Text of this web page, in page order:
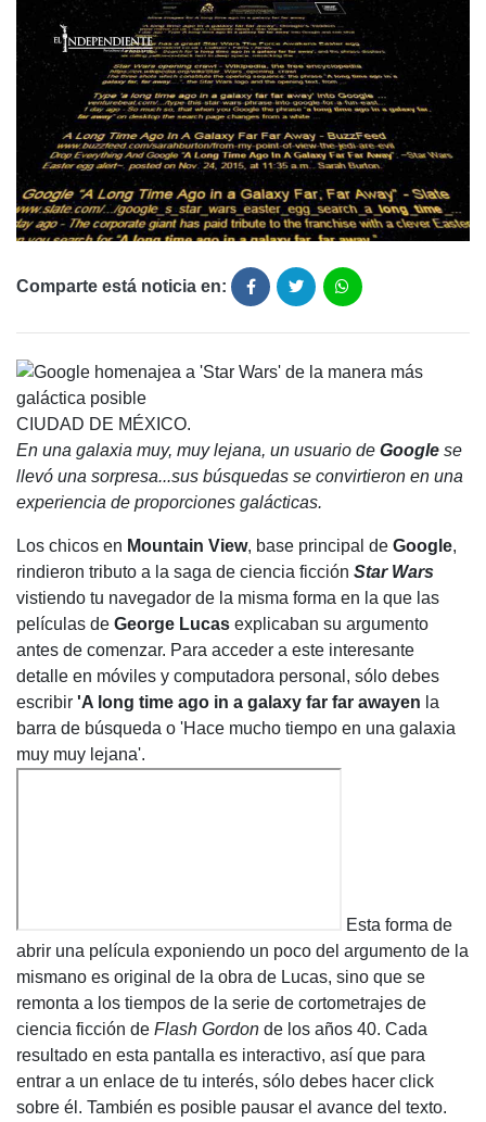
Comparte está noticia en:
CIUDAD DE MÉXICO.
En una galaxia muy, muy lejana, un usuario de Google se
llevó una sorpresa...sus búsquedas se convirtieron en una
experiencia de proporciones galácticas.
Los chicos en Mountain View, base principal de Google,
rindieron tributo a la saga de ciencia ficción Star Wars
vistiendo tu navegador de la misma forma en la que las
películas de George Lucas explicaban su argumento
antes de comenzar. Para acceder a este interesante
detalle en móviles y computadora personal, sólo debes
escribir 'A long time ago in a galaxy far far awayen la
barra de búsqueda o 'Hace mucho tiempo en una galaxia
muy muy lejana'.
Esta forma de
abrir una película exponiendo un poco del argumento de la
mismano es original de la obra de Lucas, sino que se
remonta a los tiempos de la serie de cortometrajes de
ciencia ficción de Flash Gordon de los años 40. Cada
resultado en esta pantalla es interactivo, así que para
entrar a un enlace de tu interés, sólo debes hacer click
sobre él. También es posible pausar el avance del texto.